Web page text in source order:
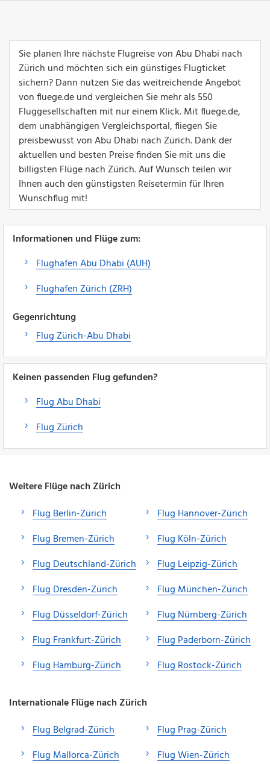
Sie planen Ihre nächste Flugreise von Abu Dhabi nach
Zürich und möchten sich ein günstiges Flugticket
sichern? Dann nutzen Sie das weitreichende Angebot
von fluege.de und vergleichen Sie mehr als 550
Fluggesellschaften mit nur einem Klick. Mit fluege.de,
dem unabhängigen Vergleichsportal, fliegen Sie
preisbewusst von Abu Dhabi nach Zürich. Dank der
aktuellen und besten Preise finden Sie mit uns die
billigsten Flüge nach Zürich. Auf Wunsch teilen wir
Ihnen auch den günstigsten Reisetermin für Ihren
Wunschflug mit!
Informationen und Flüge zum:
Flughafen Abu Dhabi (AUH)
Flughafen Zürich (ZRH)
Gegenrichtung
Flug Zürich-Abu Dhabi
Keinen passenden Flug gefunden?
Flug Abu Dhabi
Flug Zürich
Weitere Flüge nach Zürich
Flug Berlin-Zürich
Flug Bremen-Zürich
Flug Deutschland-Zürich
Flug Dresden-Zürich
Flug Düsseldorf-Zürich
Flug Frankfurt-Zürich
Flug Hamburg-Zürich
Flug Hannover-Zürich
Flug Köln-Zürich
Flug Leipzig-Zürich
Flug München-Zürich
Flug Nürnberg-Zürich
Flug Paderborn-Zürich
Flug Rostock-Zürich
Internationale Flüge nach Zürich
Flug Belgrad-Zürich
Flug Mallorca-Zürich
Flug Prag-Zürich
Flug Wien-Zürich